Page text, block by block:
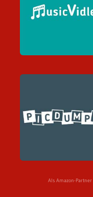
Als Amazon-